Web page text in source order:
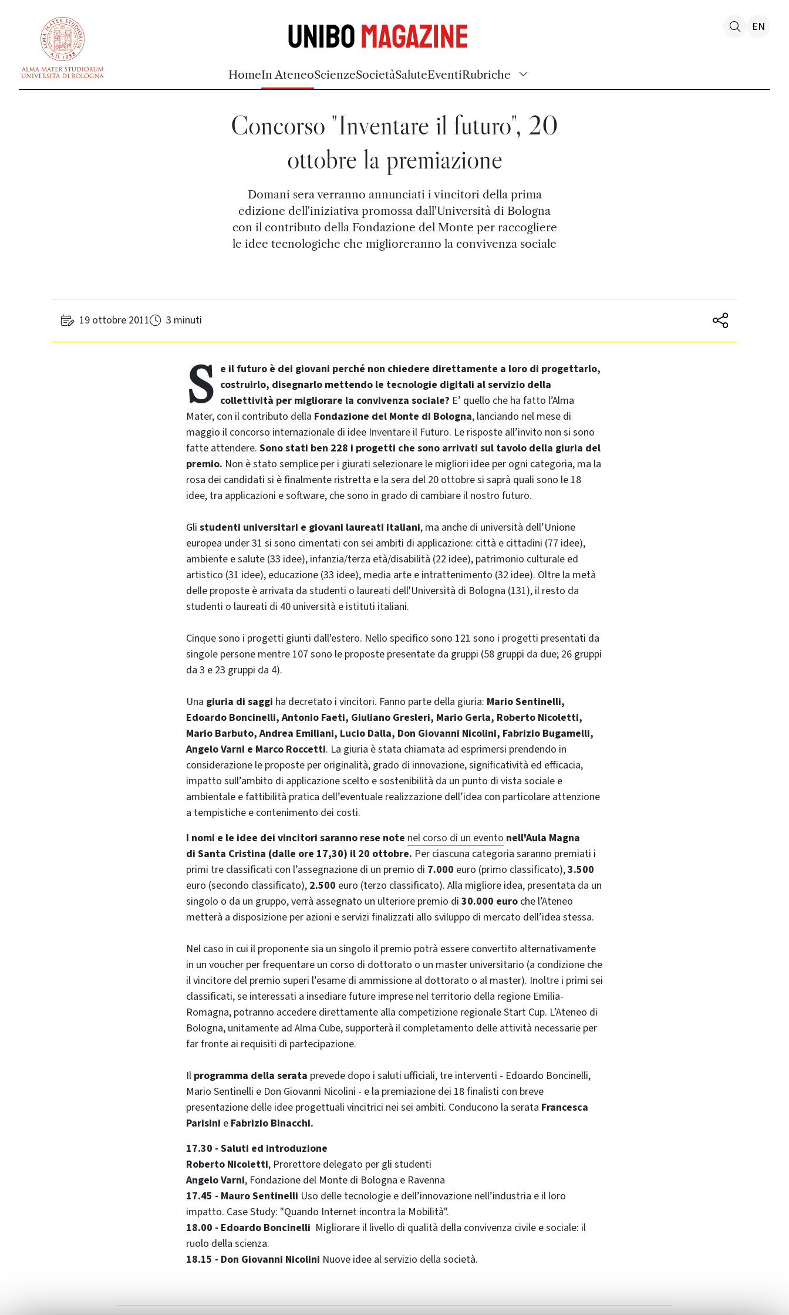
UniboMagazine
HomeIn AteneoScienzeSocietàSaluteEventiRubriche
EN
Concorso "Inventare il futuro", 20
ottobre la premiazione
Domani sera verranno annunciati i vincitori della prima
edizione dell'iniziativa promossa dall'Università di Bologna
con il contributo della Fondazione del Monte per raccogliere
le idee tecnologiche che miglioreranno la convivenza sociale
19 ottobre 2011 3 minuti
S e il futuro è dei giovani perché non chiedere direttamente a loro di progettarlo,
costruirlo, disegnarlo mettendo le tecnologie digitali al servizio della
collettività per migliorare la convivenza sociale? E’ quello che ha fatto l’Alma
Mater, con il contributo della Fondazione del Monte di Bologna, lanciando nel mese di
maggio il concorso internazionale di idee Inventare il Futuro. Le risposte all’invito non si sono
fatte attendere. Sono stati ben 228 i progetti che sono arrivati sul tavolo della giuria del
premio. Non è stato semplice per i giurati selezionare le migliori idee per ogni categoria, ma la
rosa dei candidati si è finalmente ristretta e la sera del 20 ottobre si saprà quali sono le 18
idee, tra applicazioni e software, che sono in grado di cambiare il nostro futuro.
Gli studenti universitari e giovani laureati italiani, ma anche di università dell’Unione
europea under 31 si sono cimentati con sei ambiti di applicazione: città e cittadini (77 idee),
ambiente e salute (33 idee), infanzia/terza età/disabilità (22 idee), patrimonio culturale ed
artistico (31 idee), educazione (33 idee), media arte e intrattenimento (32 idee). Oltre la metà
delle proposte è arrivata da studenti o laureati dell'Università di Bologna (131), il resto da
studenti o laureati di 40 università e istituti italiani.
Cinque sono i progetti giunti dall'estero. Nello specifico sono 121 sono i progetti presentati da
singole persone mentre 107 sono le proposte presentate da gruppi (58 gruppi da due; 26 gruppi
da 3 e 23 gruppi da 4).
Una giuria di saggi ha decretato i vincitori. Fanno parte della giuria: Mario Sentinelli,
Edoardo Boncinelli, Antonio Faeti, Giuliano Gresleri, Mario Gerla, Roberto Nicoletti,
Mario Barbuto, Andrea Emiliani, Lucio Dalla, Don Giovanni Nicolini, Fabrizio Bugamelli,
Angelo Varni e Marco Roccetti. La giuria è stata chiamata ad esprimersi prendendo in
considerazione le proposte per originalità, grado di innovazione, significatività ed efficacia,
impatto sull’ambito di applicazione scelto e sostenibilità da un punto di vista sociale e
ambientale e fattibilità pratica dell’eventuale realizzazione dell’idea con particolare attenzione
a tempistiche e contenimento dei costi.
I nomi e le idee dei vincitori saranno rese note nel corso di un evento nell'Aula Magna
di Santa Cristina (dalle ore 17,30) il 20 ottobre. Per ciascuna categoria saranno premiati i
primi tre classificati con l’assegnazione di un premio di 7.000 euro (primo classificato),3.500
euro (secondo classificato), 2.500 euro (terzo classificato). Alla migliore idea, presentata da un
singolo o da un gruppo, verrà assegnato un ulteriore premio di 30.000 euro che l’Ateneo
metterà a disposizione per azioni e servizi finalizzati allo sviluppo di mercato dell’idea stessa.
Nel caso in cui il proponente sia un singolo il premio potrà essere convertito alternativamente
in un voucher per frequentare un corso di dottorato o un master universitario (a condizione che
il vincitore del premio superi l’esame di ammissione al dottorato o al master). Inoltre i primi sei
classificati, se interessati a insediare future imprese nel territorio della regione Emilia-
Romagna, potranno accedere direttamente alla competizione regionale Start Cup. L’Ateneo di
Bologna, unitamente ad Alma Cube, supporterà il completamento delle attività necessarie per
far fronte ai requisiti di partecipazione.
Il programma della serata prevede dopo i saluti ufficiali, tre interventi - Edoardo Boncinelli,
Mario Sentinelli e Don Giovanni Nicolini - e la premiazione dei 18 finalisti con breve
presentazione delle idee progettuali vincitrici nei sei ambiti. Conducono la serata Francesca
Parisini e Fabrizio Binacchi.
17.30 - Saluti ed introduzione
Roberto Nicoletti, Prorettore delegato per gli studenti
Angelo Varni, Fondazione del Monte di Bologna e Ravenna
17.45 - Mauro Sentinelli Uso delle tecnologie e dell’innovazione nell’industria e il loro
impatto. Case Study: "Quando Internet incontra la Mobilità".
18.00 - Edoardo Boncinelli Migliorare il livello di qualità della convivenza civile e sociale: il
ruolo della scienza.
18.15 - Don Giovanni Nicolini Nuove idee al servizio della società.